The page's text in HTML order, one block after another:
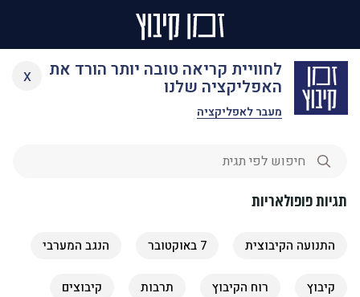
לחוויית קריאה טובה יותר הורד את
האפליקציה שלנו
מעבר לאפליקציה
x
Skip
content
תגיות
תגיות פופולאריות
התנועה הקיבוצית 7 באוקטובר הנגב המערבי
קיבוץ רוח הקיבוץ תרבות קיבוצים